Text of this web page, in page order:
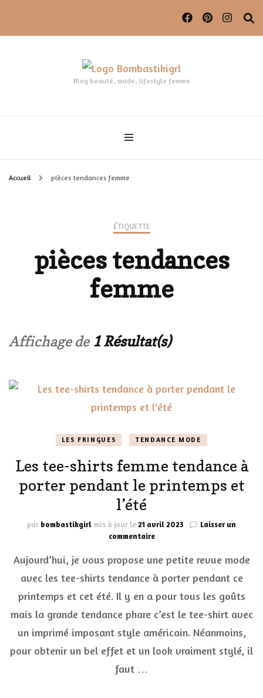
Blog beauté, mode, lifestyle femme
Accueil pièces tendances femme
ÉTIQUETTE
pièces tendances
femme
Affichage de 1 Résultat(s)
LES FRINGUES TENDANCE MODE
Les tee-shirts femme tendance à
porter pendant le printemps et
l’été
par bombastikgirl mis à jour le21 avril 2023
Laisser un
commentairesur
tee-
femme
tendance
porter
pendant
printemps
Aujourd’hui, je vous propose une petite revue mode
avec les tee-shirts tendance à porter pendant ce
printemps et cet été. Il y en a pour tous les goûts
mais la grande tendance phare c’est le tee-shirt avec
un imprimé imposant style américain. Néanmoins,
pour obtenir un bel effet et un look vraiment stylé, il
faut …